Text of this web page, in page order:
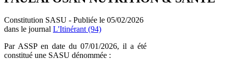
Constitution SASU - Publiée le 05/02/2026
dans le journal L'Itinérant (94)
Par ASSP en date du 07/01/2026, il a été
constitué une SASU dénommée :